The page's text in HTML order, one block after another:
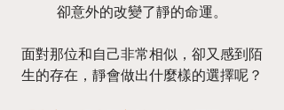
卻意外的改變了靜的命運。
面對那位和自己非常相似，卻又感到陌
生的存在，靜會做出什麼樣的選擇呢？